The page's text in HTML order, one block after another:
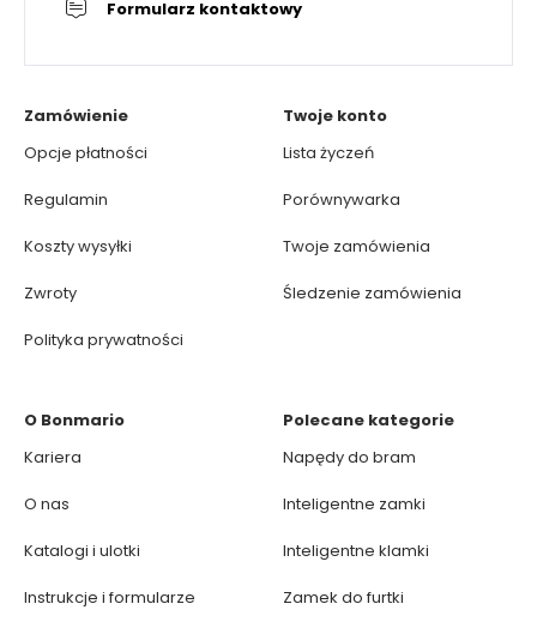
Formularz kontaktowy
Zamówienie
Opcje płatności
Regulamin
Koszty wysyłki
Zwroty
Polityka prywatności
Twoje konto
Lista życzeń
Porównywarka
Twoje zamówienia
Śledzenie zamówienia
O Bonmario
Kariera
O nas
Katalogi i ulotki
Instrukcje i formularze
Polecane kategorie
Napędy do bram
Inteligentne zamki
Inteligentne klamki
Zamek do furtki